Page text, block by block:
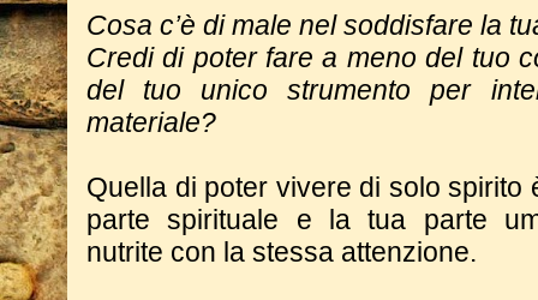
Cosa c’è di male nel soddisfare la
Credi di poter fare a meno del tuo
del tuo unico strumento per
materiale?
Quella di poter vivere di solo spirito
parte spirituale e la tua parte
nutrite con la stessa attenzione.